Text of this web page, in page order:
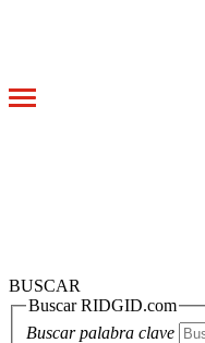
Toggle
BUSCAR
Buscar RIDGID.com
Buscar palabra clave